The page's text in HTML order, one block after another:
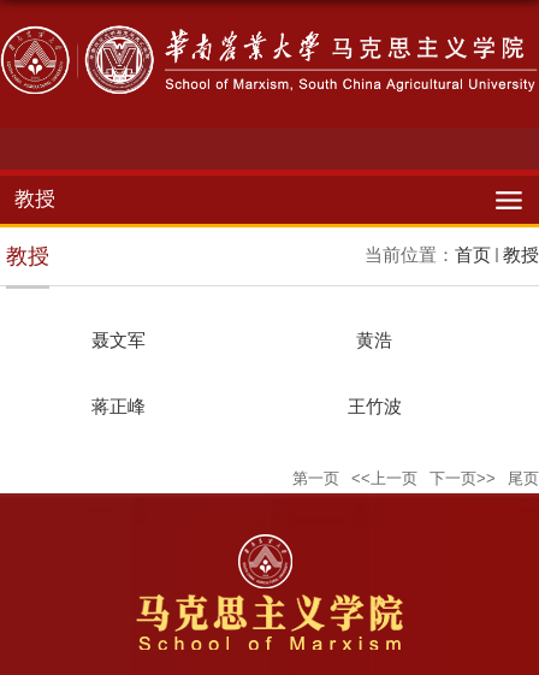
教授
当前位置： 首页 教授
教授
聂文军 黄浩
​蒋正峰 王竹波
第一页 <<上一页 下一页>> 尾页